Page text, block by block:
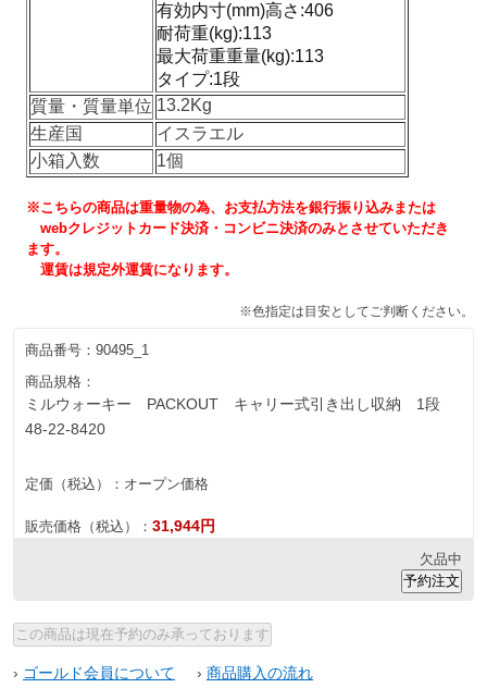
有効内寸(mm)高さ:406
耐荷重(kg):113
最大荷重重量(kg):113
タイプ:1段
質量・質量単位 13.2Kg
生産国
イスラエル
小箱入数
1個
※こちらの商品は重量物の為、お支払方法を銀行振り込みまたは
webクレジットカード決済・コンビニ決済のみとさせていただき
ます。
運賃は規定外運賃になります。
※色指定は目安としてご判断ください。
商品番号： 90495_1
商品規格：
ミルウォーキー PACKOUT キャリー式引き出し収納 1段
48-22-8420
定価（税込）： オープン価格
販売価格（税込）： 31,944円
欠品中
› ゴールド会員について › 商品購入の流れ